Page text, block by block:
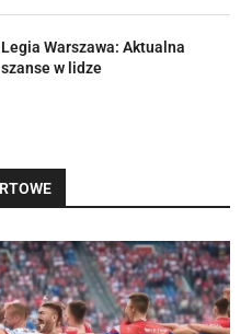
Warszawa: Aktualna
w lidze